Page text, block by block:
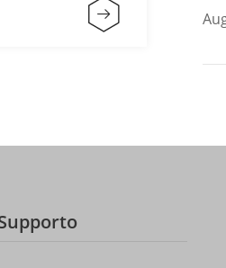
